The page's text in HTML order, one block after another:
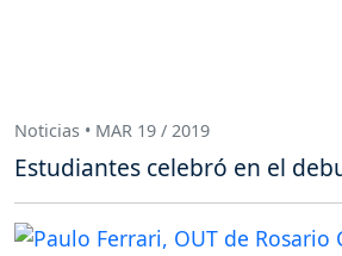
Noticias • MAR 19 / 2019
Estudiantes celebró en el